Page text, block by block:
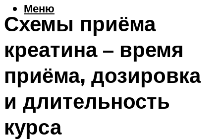
Меню
Схемы приёма
креатина – время
приёма, дозировка
и длительность
курса